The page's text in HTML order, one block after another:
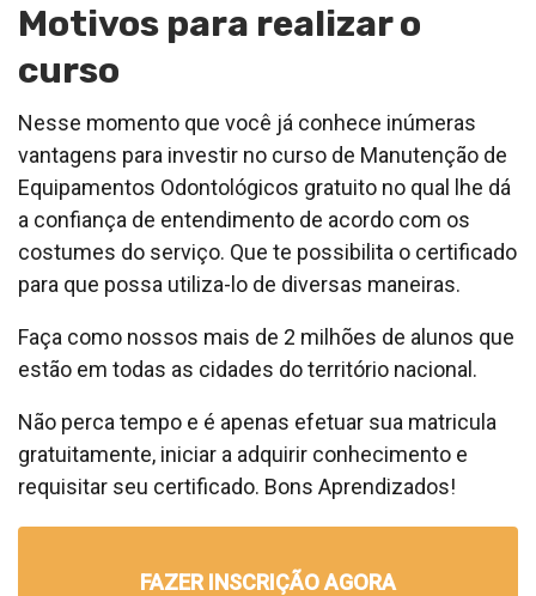
Motivos para realizar o
curso
Nesse momento que você já conhece inúmeras
vantagens para investir no curso de Manutenção de
Equipamentos Odontológicos gratuito no qual lhe dá
a confiança de entendimento de acordo com os
costumes do serviço. Que te possibilita o certificado
para que possa utiliza-lo de diversas maneiras.
Faça como nossos mais de 2 milhões de alunos que
estão em todas as cidades do território nacional.
Não perca tempo e é apenas efetuar sua matricula
gratuitamente, iniciar a adquirir conhecimento e
requisitar seu certificado. Bons Aprendizados!
FAZER INSCRIÇÃO AGORA